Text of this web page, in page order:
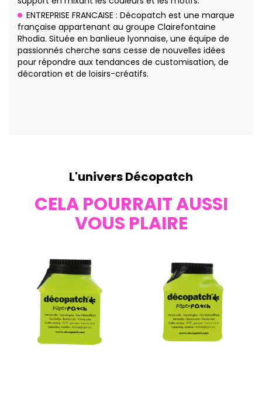
ENTREPRISE FRANCAISE : Décopatch est une marque
française appartenant au groupe Clairefontaine
Rhodia. Située en banlieue lyonnaise, une équipe de
passionnés cherche sans cesse de nouvelles idées
pour répondre aux tendances de customisation, de
décoration et de loisirs-créatifs.
L'univers Décopatch
CELA POURRAIT AUSSI
VOUS PLAIRE